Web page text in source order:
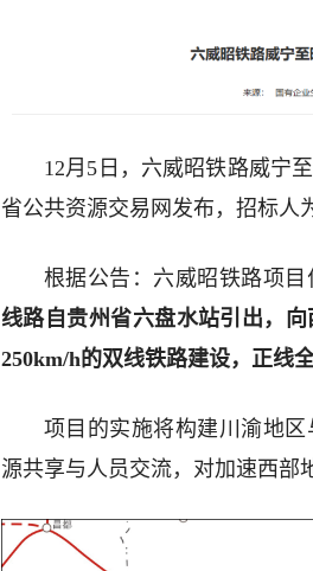
12月5日，六威昭铁路威宁
省公共资源交易网发布，招标人
根据公告：六威昭铁路项目
线路自贵州省六盘水站引出，
250km/h的双线铁路建设，正线全
项目的实施将构建川渝地区
源共享与人员交流，对加速西部